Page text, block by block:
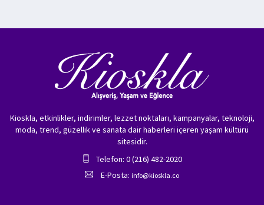
Kioskla, etkinlikler, indirimler, lezzet noktaları, kampanyalar, teknoloji,
moda, trend, güzellik ve sanata dair haberleri içeren yaşam kültürü
sitesidir.
Telefon: 0 (216) 482-2020
E-Posta: info@kioskla.co